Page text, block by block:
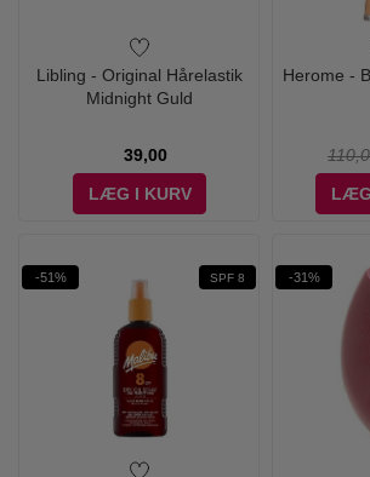
Libling - Original Hårelastik
Midnight Guld
39,00
LÆG I KURV
Herome -
-51% SPF 8 -31%